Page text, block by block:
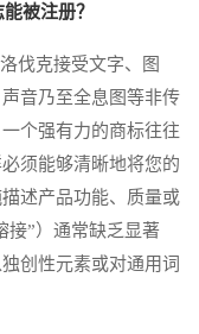
被注册？
伐克接受文字、图
音乃至全息图等非传
个强有力的商标往往
须能够清晰地将您的
述产品功能、质量或
接”）通常缺乏显著
创性元素或对通用词